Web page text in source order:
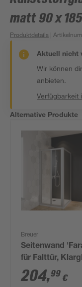
matt 90 x
Produktdetails |
Aktuell nicht
Wir können
anbieten.
Verfügbarkeit
Alternative Produkte
Breuer
Seitenwand
für Falttür,
vollgerahmt,
204,99 €